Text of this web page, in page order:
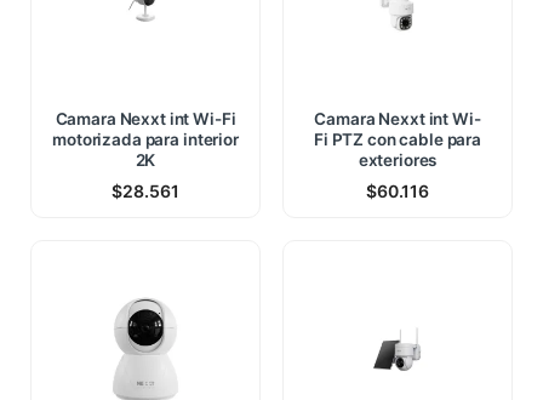
Camara Nexxt int Wi-Fi
motorizada para interior
2K
$28.561
Camara Nexxt int Wi-
Fi PTZ con cable para
exteriores
$60.116